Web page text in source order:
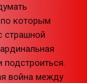
которым
страшной
война между